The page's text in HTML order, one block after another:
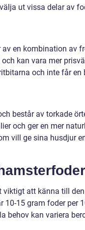
ut vissa delar av
en kombination av
kan vara mer
och inte får en
består av torkade
och ger en mer
vill ge sina husdjur
att känna till
10-15 gram foder per
behov kan variera